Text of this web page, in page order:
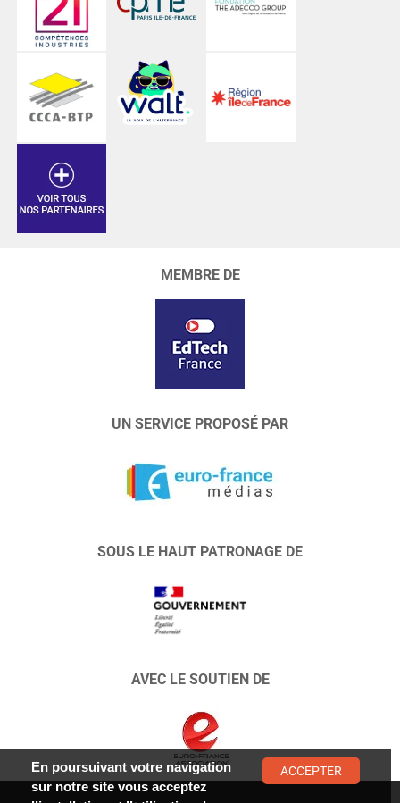
MEMBRE DE
UN SERVICE PROPOSÉ PAR
SOUS LE HAUT PATRONAGE DE
AVEC LE SOUTIEN DE
En poursuivant votre navigation
sur notre site vous acceptez
ACCEPTER